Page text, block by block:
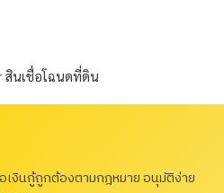
งินกู้ถูกต้องตามกฎหมาย อนุมัติง่าย